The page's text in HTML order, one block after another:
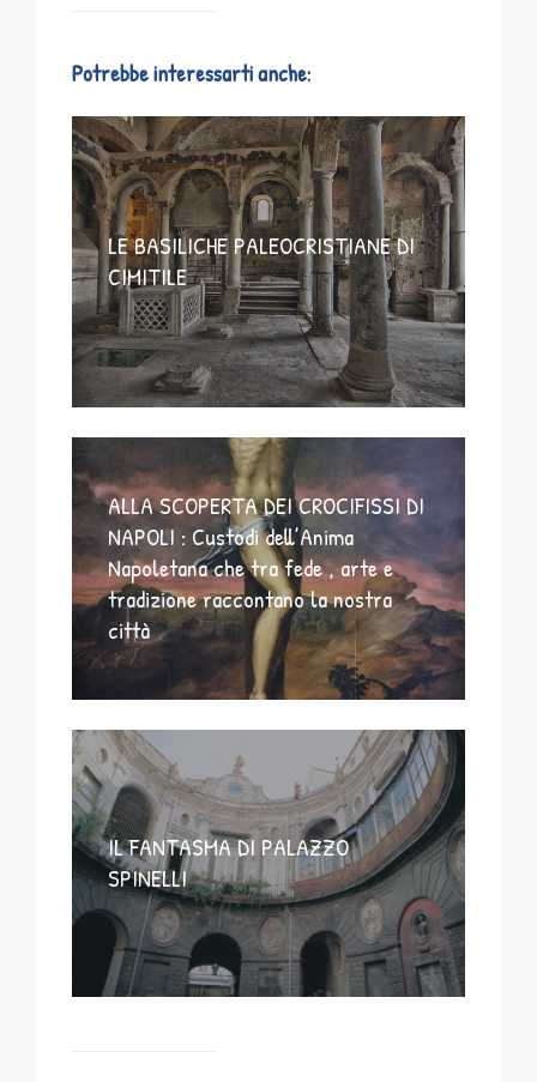
Potrebbe interessarti anche:
LE BASILICHE PALEOCRISTIANE DI
CIMITILE
ALLA SCOPERTA DEI CROCIFISSI DI
NAPOLI : Custodi dell’Anima
Napoletana che tra fede , arte e
tradizione raccontano la nostra
città
IL FANTASMA DI PALAZZO
SPINELLI